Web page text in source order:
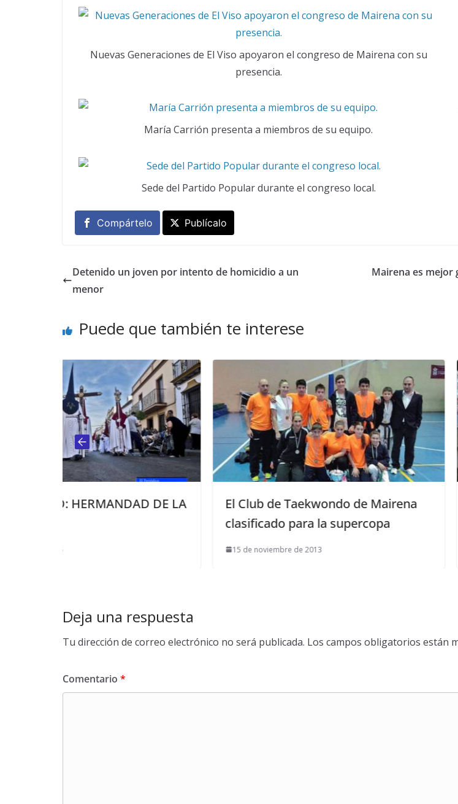
Nuevas Generaciones de El Viso apoyaron el congreso de Mairena con su
presencia.
María Carrión presenta a miembros de su equipo.
Sede del Partido Popular durante el congreso local.
Compártelo Publícalo
Detenido un joven por intento de homicidio a un
menor
Mairena es mejor
Puede que también te interese
El Club de Taekwondo de Mairena
clasificado para la supercopa
“El marisco es el rey
las cenas de Navidad”
Deja una respuesta
Tu dirección de correo electrónico no será publicada. Los campos obligatorios están
Comentario *